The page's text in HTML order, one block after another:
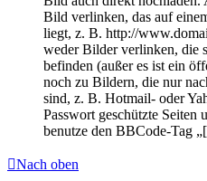
Bild verlinken, das auf
liegt, z. B. http://
weder Bilder verlinken, die
befinden (außer es ist ein
noch zu Bildern, die nur
sind, z. B. Hotmail- oder
Passwort geschützte Seiten
benutze den BBCode-Tag
Nach oben